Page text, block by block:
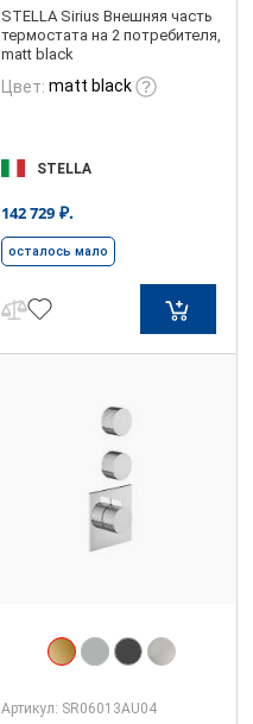
STELLA Sirius Внешняя часть
термостата на 2 потребителя,
matt black
Цвет: matt black
STELLA
142 729 ₽.
осталось мало
Артикул: SR06013AU04